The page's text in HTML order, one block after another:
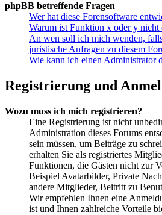
phpBB betreffende Fragen
Wer hat diese Forensoftware
Warum ist Funktion x oder y nicht
An wen soll ich mich wenden,
juristische Anfragen zu diesem
Wie kann ich einen Administrator
Registrierung und
Wozu muss ich mich registrieren?
Eine Registrierung ist nicht
Administration dieses Forums
sein müssen, um Beiträge zu
erhalten Sie als registriertes
Funktionen, die Gästen nicht zur
Beispiel Avatarbilder, Private
andere Mitglieder, Beitritt zu
Wir empfehlen Ihnen eine
ist und Ihnen zahlreiche Vorteile